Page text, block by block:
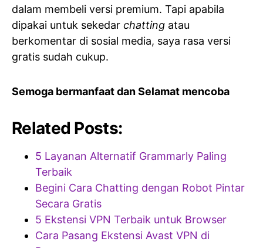
dalam membeli versi premium. Tapi apabila
dipakai untuk sekedar chatting atau
berkomentar di sosial media, saya rasa versi
gratis sudah cukup.
Semoga bermanfaat dan Selamat mencoba
Related Posts:
5 Layanan Alternatif Grammarly Paling
Terbaik
Begini Cara Chatting dengan Robot Pintar
Secara Gratis
5 Ekstensi VPN Terbaik untuk Browser
Cara Pasang Ekstensi Avast VPN di